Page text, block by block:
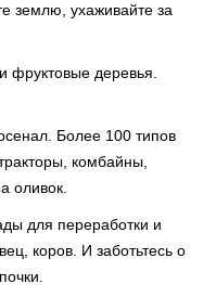
землю, ухаживайте за
фруктовые деревья.
Более 100 типов
комбайны,
оливок.
для переработки и
коров. И заботьтесь о